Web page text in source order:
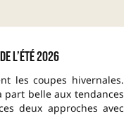
l’été 2026
les coupes hivernales.
part belle aux tendances
deux approches avec